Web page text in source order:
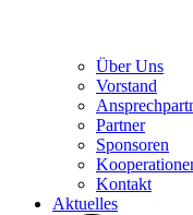
Über Uns
Vorstand
Partner
Sponsoren
Kontakt
Aktuelles